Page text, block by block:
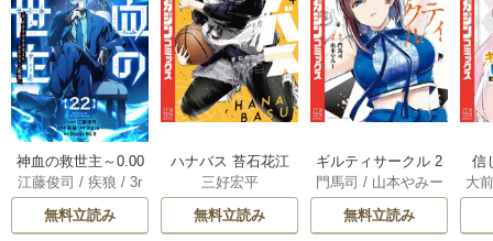
神血の救世主～0.00
000001％を引き当
て最強へ～【電子
書籍特典付】 22巻
江藤俊司 /疾狼 /3r
d Ie/Studio No.9
無料立読み
ハナバス 苔石花江
のバスケ論 7巻
三好宏平
無料立読み
ギルティサークル 2
1巻
門馬司 / 山本やみー
無料立読み
信
に
大